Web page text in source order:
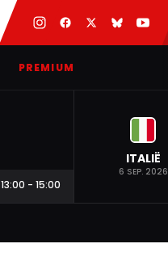
PREMIUM
13:00 - 15:00
ITALIË
6 SEP. 2026